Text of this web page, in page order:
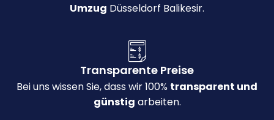
Umzug Düsseldorf Balikesir.
Transparente Preise
Bei uns wissen Sie, dass wir 100% transparent und
günstig arbeiten.